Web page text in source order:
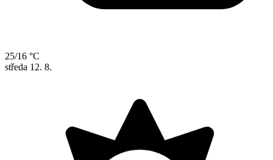
25/16 °C
středa 12. 8.